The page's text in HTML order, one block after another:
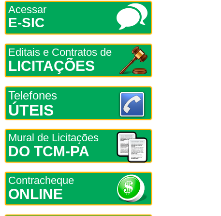
Acessar
E-SIC
Editais e Contratos de
LICITAÇÕES
Telefones
ÚTEIS
Mural de Licitações
DO TCM-PA
Contracheque
ONLINE